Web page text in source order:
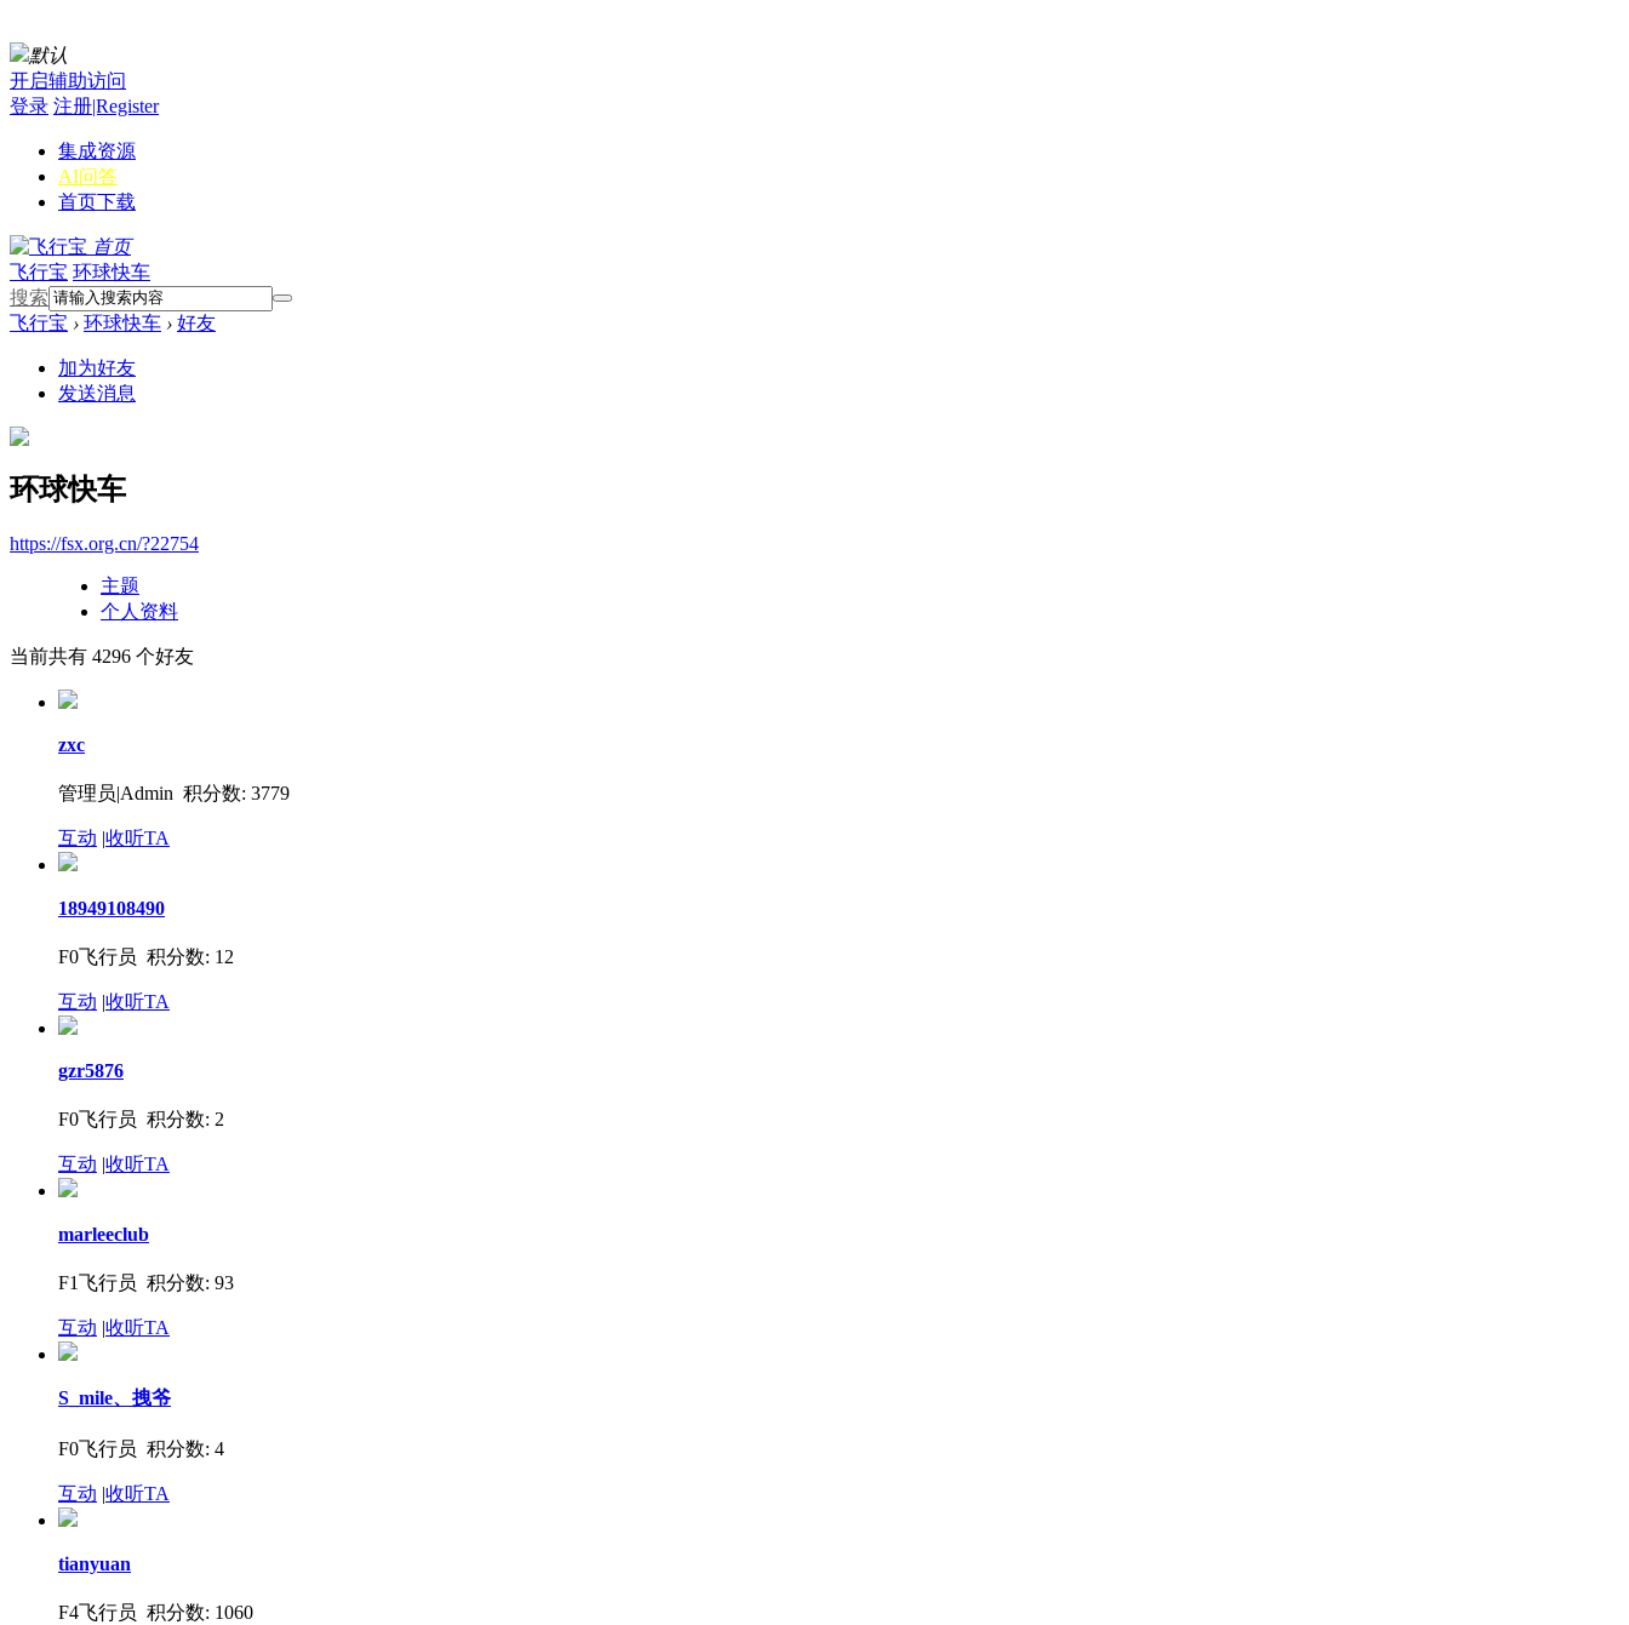
默认
开启辅助访问
登录 注册|Register
集成资源
AI问答
首页下载
首页
飞行宝 环球快车
搜索
飞行宝 › 环球快车 › 好友
加为好友
发送消息
环球快车
https://fsx.org.cn/?22754
主题
个人资料
当前共有 4296 个好友
zxc
管理员|Admin 积分数: 3779
互动 |收听TA
18949108490
F0飞行员 积分数: 12
互动 |收听TA
gzr5876
F0飞行员 积分数: 2
互动 |收听TA
marleeclub
F1飞行员 积分数: 93
互动 |收听TA
S_mile、拽爷
F0飞行员 积分数: 4
互动 |收听TA
tianyuan
F4飞行员 积分数: 1060